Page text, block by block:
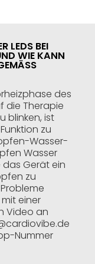
LEDS BEI
WIE KANN
F
des
die Therapie
blinken, ist
zu
Wasser-
Wasser
Gerät ein
zu
einer
Video an
Nummer